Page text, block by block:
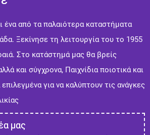
ένα από τα παλαιότερα καταστήματα
Ξεκίνησε τη λειτουργία του το 1955
Στo κατάστημά μας θα βρείς
και σύγχρονα, Παιχνίδια ποιοτικά και
για να καλύπτουν τις ανάγκες
μας